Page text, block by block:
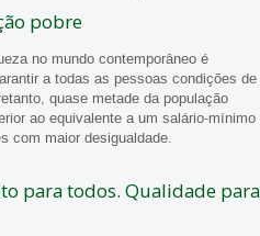
pobre
no mundo contemporâneo é
a todas as pessoas condições de
quase metade da população
ao equivalente a um salário-mínimo
com maior desigualdade.
para todos. Qualidade para